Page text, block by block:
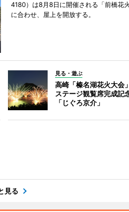
4180）は8月8日に開催される「前橋花火
に合わせ、屋上を開放する。
見る・遊ぶ
高崎「榛名湖花火大会
ステージ観覧席完成記
「じぐろ京介」
見る